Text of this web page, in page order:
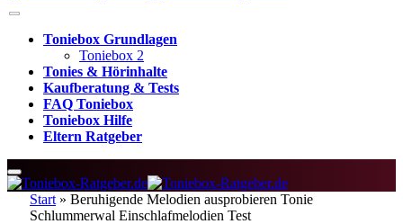
Toniebox Grundlagen
Toniebox 2
Tonies & Hörinhalte
Kaufberatung & Tests
FAQ Toniebox
Toniebox Hilfe
Eltern Ratgeber
Start » Beruhigende Melodien ausprobieren Tonie
Schlummerwal Einschlafmelodien Test